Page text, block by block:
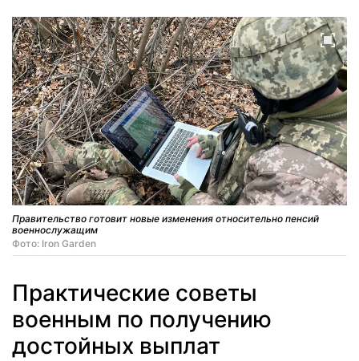
Правительство готовит новые изменения относительно пенсий
военнослужащим
Фото: Iron Garden
Практические советы
военным по получению
достойных выплат